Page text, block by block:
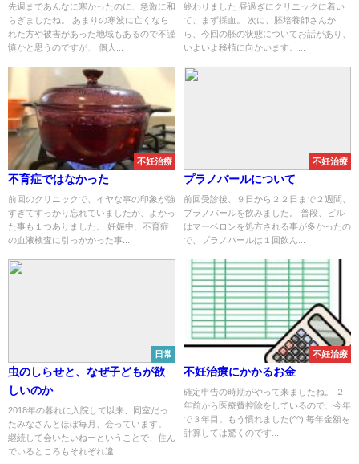
先週まであんなに寒かったのに、急激に和
らぎましたね。 あまりの寒波に亡くなら
れた方や被害があった地域もあるので不謹
慎かと思うのですが、 個人...
終わりました 昼過ぎにクリニックに着い
て、まず採血。 次に、胚培養師さんか
ら、今回の胚の状態についてお話があり、
いよいよ移植に向かいます。...
不妊治療
不育症ではなかった
前回のクリニックで、イヤな事の印象が強
すぎてすっかり忘れていましたが、よかっ
た事も１つありました。 妊娠中、不育症
の血液検査に引っかかった事...
不妊治療
プラノバールについて
前回受診後、９日から２２日まで２週間、
プラノバールを飲みました。 普段、ピル
はマーベロンを処方される事が多かったの
で、プラノバールは１回飲ん...
日常
虫のしらせと、なぜ子どもが欲
しいのか
2018年の暮れに入院して以来、同室だっ
たみなさんとほぼ毎月、会っています。
継続して会いたいねーということで、住ん
でいるところもそれぞれ違...
不妊治療
不妊治療にかかるお金
確定申告の時期がやって来ましたね。 ２
年前から医療費控除をしているので、今年
で３年目。もう慣れました(^^) 毎年金額を
計算しては驚くのです...